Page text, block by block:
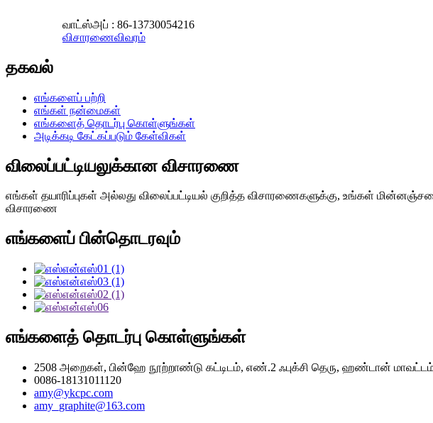
வாட்ஸ்அப் : 86-13730054216
விசாரணைவிவரம்
தகவல்
எங்களைப் பற்றி
எங்கள் நன்மைகள்
எங்களைத் தொடர்பு கொள்ளுங்கள்
அடிக்கடி கேட்கப்படும் கேள்விகள்
விலைப்பட்டியலுக்கான விசாரணை
எங்கள் தயாரிப்புகள் அல்லது விலைப்பட்டியல் குறித்த விசாரணைகளுக்கு, உங்கள்
விசாரணை
எங்களைப் பின்தொடரவும்
எங்களைத் தொடர்பு கொள்ளுங்கள்
2508 அறைகள், பின்ஹே நூற்றாண்டு கட்டிடம், எண்.2 ஃபுக்சி தெரு, ஹண்டான்
0086-18131011120
amy@ykcpc.com
amy_graphite@163.com